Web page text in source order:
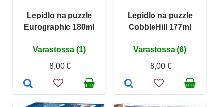
Lepidlo na puzzle
Eurographic 180ml
Varastossa (1)
8,00 €
Lepidlo na puzzle
CobbleHill 177ml
Varastossa (6)
8,00 €